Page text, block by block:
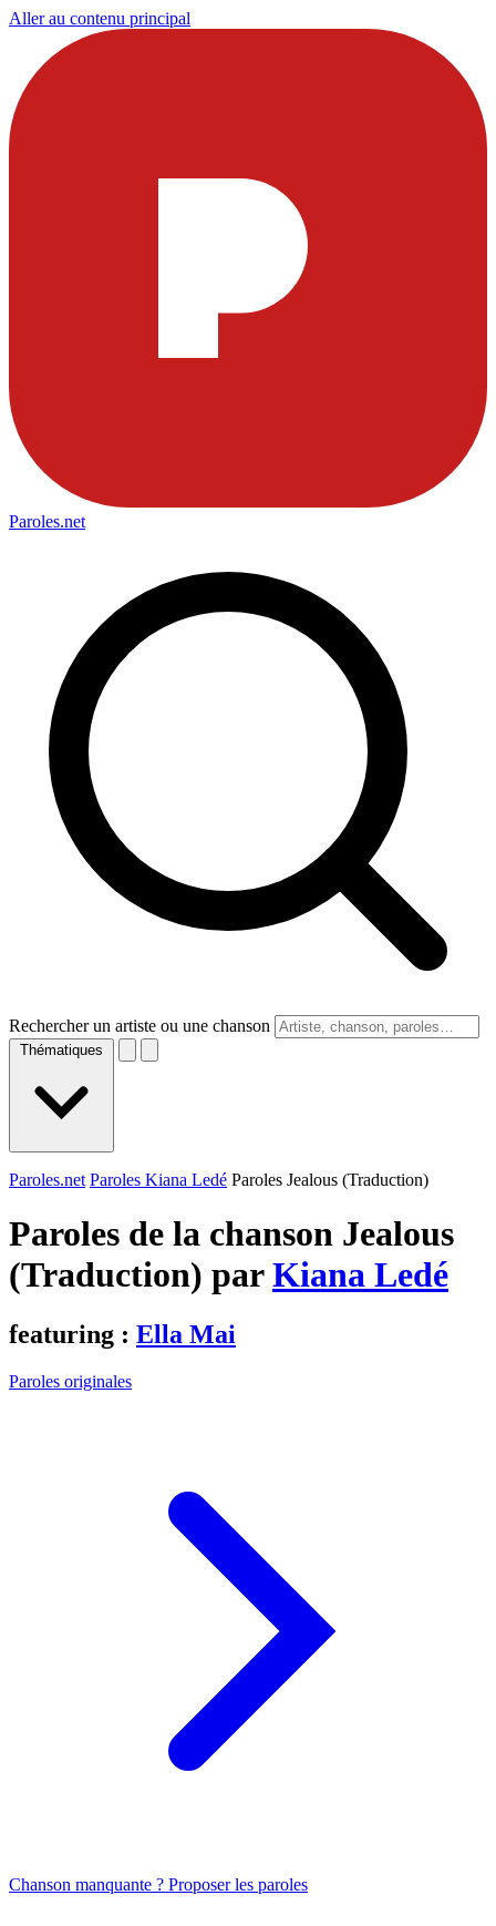
Aller au contenu principal
Paroles.net
Rechercher un artiste ou une chanson
Thématiques
Paroles.net Paroles Kiana Ledé Paroles Jealous (Traduction)
Paroles de la chanson Jealous
(Traduction) parKiana Ledé
featuring : Ella Mai
Paroles originales
Chanson manquante ? Proposer les paroles